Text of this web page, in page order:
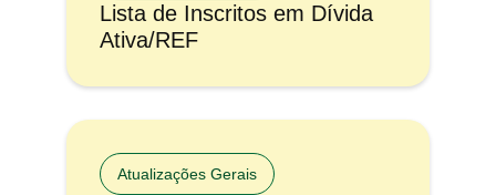
Lista de Inscritos em Dívida
Ativa/REF
Atualizações Gerais